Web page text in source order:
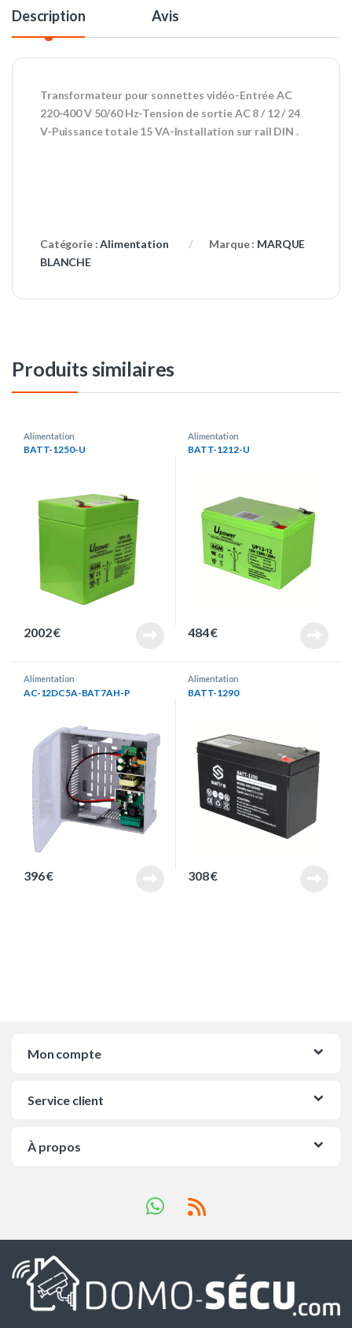
Description Avis
Transformateur pour sonnettes vidéo-Entrée AC
220-400 V 50/60 Hz-Tension de sortie AC 8 / 12 / 24
V-Puissance totale 15 VA-Installation sur rail DIN .
Catégorie :Alimentation Marque : MARQUE
BLANCHE
Produits similaires
Alimentation
BATT-1250-U
2002€
Alimentation
BATT-1212-U
484€
Alimentation
AC-12DC5A-BAT7AH-P
396€
Alimentation
BATT-1290
308€
Mon compte
Service client
À propos